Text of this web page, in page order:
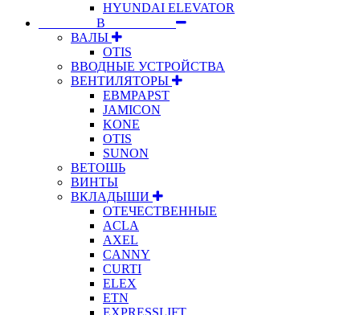
HYUNDAI ELEVATOR
⠀⠀⠀⠀⠀⠀В⠀⠀⠀⠀⠀⠀⠀
ВАЛЫ
OTIS
ВВОДНЫЕ УСТРОЙСТВА
ВЕНТИЛЯТОРЫ
EBMPAPST
JAMICON
KONE
OTIS
SUNON
ВЕТОШЬ
ВИНТЫ
ВКЛАДЫШИ
ОТЕЧЕСТВЕННЫЕ
ACLA
AXEL
CANNY
CURTI
ELEX
ETN
EXPRESSLIFT